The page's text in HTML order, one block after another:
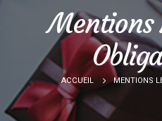
Mentions
ACCUEIL MENTIONS